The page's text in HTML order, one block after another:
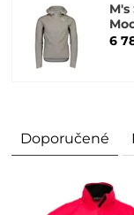
6
Doporučené